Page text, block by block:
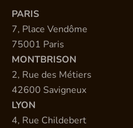
PARIS
7, Place Vendôme
75001 Paris
MONTBRISON
2, Rue des Métiers
42600 Savigneux
LYON
4, Rue Childebert